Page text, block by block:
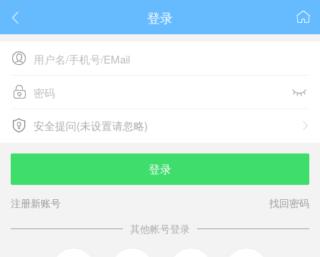
 
登录

 
 
安全提问(未设置请忽略)
安全提问(未设置请忽略)
登录
注册新账号
找回密码
其他帐号登录